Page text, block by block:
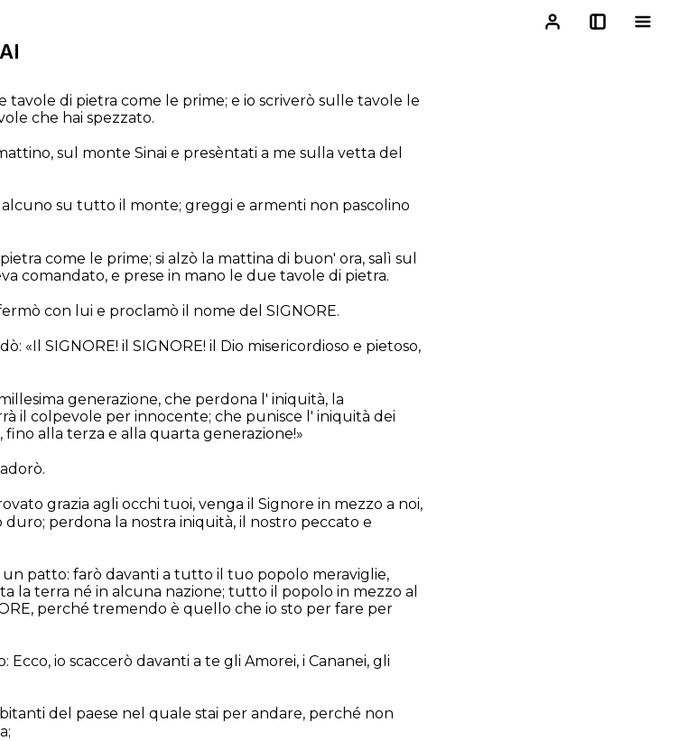
tavole di pietra come le prime; e io scriverò sulle tavole le
che hai spezzato.
sul monte Sinai e presèntati a me sulla vetta del
alcuno su tutto il monte; greggi e armenti non pascolino
come le prime; si alzò la mattina di buon' ora, salì sul
comandato, e prese in mano le due tavole di pietra.
con lui e proclamò il nome del SIGNORE.
«Il SIGNORE! il SIGNORE! il Dio misericordioso e pietoso,
generazione, che perdona l' iniquità, la
il colpevole per innocente; che punisce l' iniquità dei
fino alla terza e alla quarta generazione!»
grazia agli occhi tuoi, venga il Signore in mezzo a noi,
perdona la nostra iniquità, il nostro peccato e
un patto: farò davanti a tutto il tuo popolo meraviglie,
la terra né in alcuna nazione; tutto il popolo in mezzo al
perché tremendo è quello che io sto per fare per
io scaccerò davanti a te gli Amorei, i Cananei, gli
del paese nel quale stai per andare, perché non